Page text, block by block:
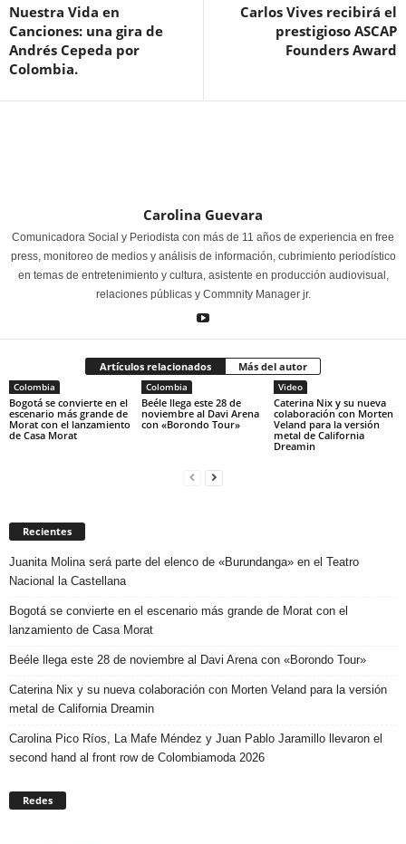
Nuestra Vida en
Canciones: una gira de
Andrés Cepeda por
Colombia.
Carlos Vives recibirá el
prestigioso ASCAP
Founders Award
Carolina Guevara
Comunicadora Social y Periodista con más de 11 años de experiencia en free
press, monitoreo de medios y análisis de información, cubrimiento periodístico
en temas de entretenimiento y cultura, asistente en producción audiovisual,
relaciones públicas y Commnity Manager jr.
Artículos relacionados Más del autor
Colombia
Bogotá se convierte en el
escenario más grande de
Morat con el lanzamiento
de Casa Morat
Colombia
Beéle llega este 28 de
noviembre al Davi Arena
con «Borondo Tour»
Video
Caterina Nix y su nueva
colaboración con Morten
Veland para la versión
metal de California
Dreamin
Recientes
Juanita Molina será parte del elenco de «Burundanga» en el Teatro
Nacional la Castellana
Bogotá se convierte en el escenario más grande de Morat con el
lanzamiento de Casa Morat
Beéle llega este 28 de noviembre al Davi Arena con «Borondo Tour»
Caterina Nix y su nueva colaboración con Morten Veland para la versión
metal de California Dreamin
Carolina Pico Ríos, La Mafe Méndez y Juan Pablo Jaramillo llevaron el
second hand al front row de Colombiamoda 2026
Redes